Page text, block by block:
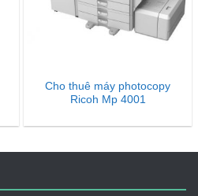
Cho thuê máy photocopy
Ricoh Mp 4001